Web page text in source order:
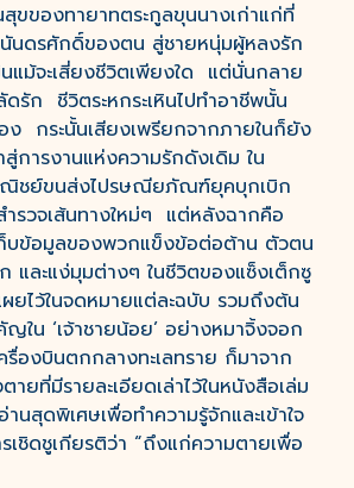
ขของทายาทตระกูลขุนนางเก่าแก่ที่
นดรศักดิ์ของตน สู่ชายหนุ่มผู้หลงรัก
แม้จะเสี่ยงชีวิตเพียงใด แต่นั่นกลาย
ดรัก ชีวิตระหกระเหินไปทำอาชีพนั้น
ง กระนั้นเสียงเพรียกจากภายในก็ยัง
สู่การงานแห่งความรักดังเดิม ใน
ชย์ขนส่งไปรษณียภัณฑ์ยุคบุกเบิก
รวจเส้นทางใหม่ๆ แต่หลังฉากคือ
บข้อมูลของพวกแข็งข้อต่อต้าน ตัวตน
และแง่มุมต่างๆ ในชีวิตของแซ็งเต็กซู
ผยไว้ในจดหมายแต่ละฉบับ รวมถึงต้น
ญใน ‘เจ้าชายน้อย’ อย่างหมาจิ้งจอก
องบินตกกลางทะเลทราย ก็มาจาก
ายที่มีรายละเอียดเล่าไว้ในหนังสือเล่ม
านสุดพิเศษเพื่อทำความรู้จักและเข้าใจ
เชิดชูเกียรติว่า “ถึงแก่ความตายเพื่อ